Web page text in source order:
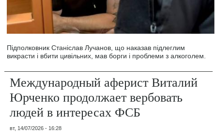
Підполковник Станіслав Лучанов, що наказав підлеглим
викрасти і вбити цивільних, мав борги і проблеми з алкоголем.
Международный аферист Виталий
Юрченко продолжает вербовать
людей в интересах ФСБ
вт, 14/07/2026 - 16:28